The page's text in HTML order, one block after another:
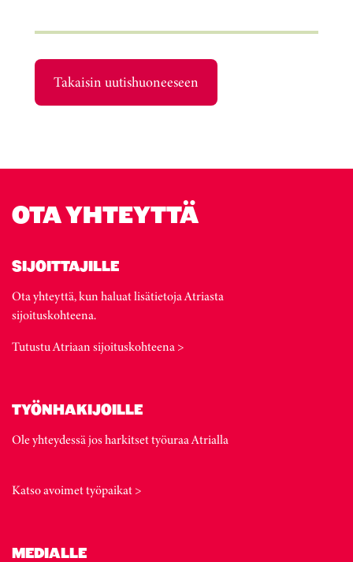
Takaisin uutishuoneeseen
OTA YHTEYTTÄ
SIJOITTAJILLE
Ota yhteyttä, kun haluat lisätietoja Atriasta
sijoituskohteena.
Tutustu Atriaan sijoituskohteena >
TYÖNHAKIJOILLE
Ole yhteydessä jos harkitset työuraa Atrialla
Katso avoimet työpaikat >
MEDIALLE